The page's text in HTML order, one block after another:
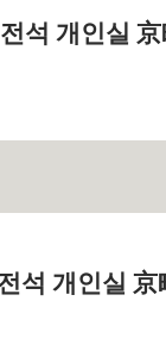
석 개인실
석 개인실